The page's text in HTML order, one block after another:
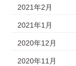
2021年2月
2021年1月
2020年12月
2020年11月